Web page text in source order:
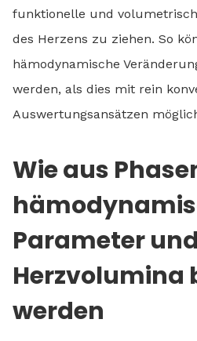
funktionelle und
des Herzens zu ziehen. So
hämodynamische
werden, als dies mit rein
Auswertungsansätzen
Wie aus
Parameter und
Herzvolumina
werden